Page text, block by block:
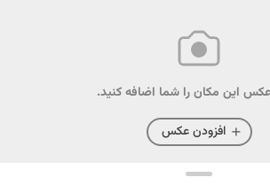
این مکان را شما اضافه کنید.
افزودن عکس